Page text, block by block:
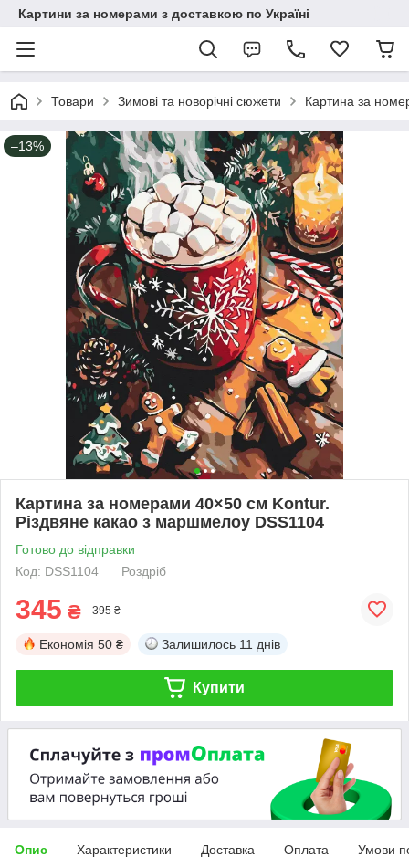
Картини за номерами з доставкою по Україні
Товари Зимові та новорічні сюжети Картина за
–13%
Картина за номерами 40×50 см Kontur.
Різдвяне какао з маршмелоу DSS1104
Готово до відправки
Код: DSS1104
Роздріб
345 ₴ 395 ₴
Економія 50 ₴ Залишилось 11 днів
Купити
Опис Характеристики Доставка Оплата Умови